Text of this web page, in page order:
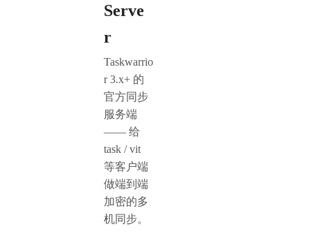
Serve
r
Taskwarrio
r 3.x+ 的
官方同步
服务端
—— 给
task / vit
等客户端
做端到端
加密的多
机同步。